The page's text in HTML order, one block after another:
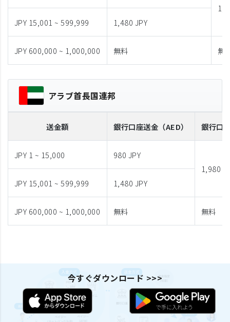
JPY 15,001 ~ 599,999
1,480 JPY
JPY 600,000 ~ 1,000,000 無料 無
アラブ首長国連邦
送金額 銀行口座送金 （AED） 銀行口
JPY 1 ~ 15,000
980 JPY
1,980
JPY 15,001 ~ 599,999
1,480 JPY
JPY 600,000 ~ 1,000,000 無料 無料
今すぐダウンロード >>>